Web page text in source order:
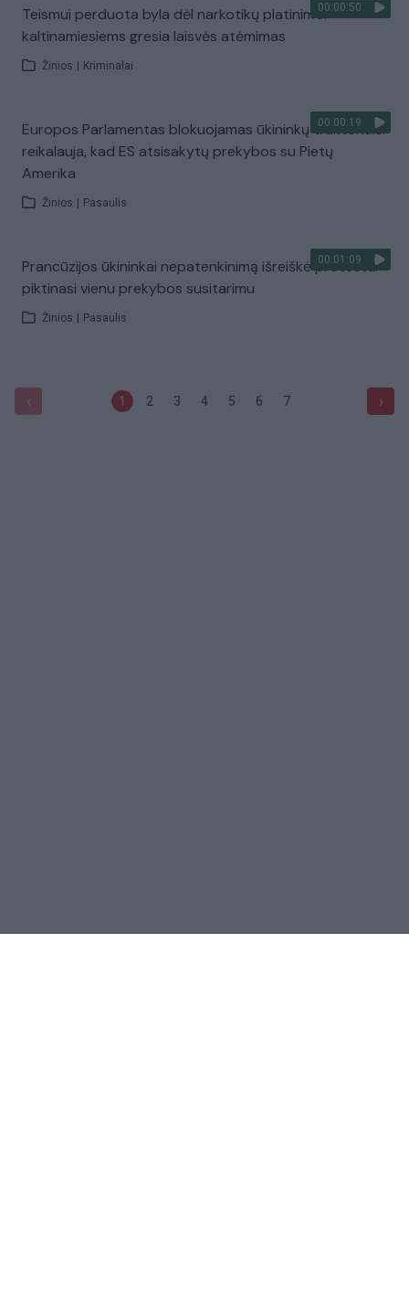
00:00:50
Teismui perduota byla dėl narkotikų platinimo:
kaltinamiesiems gresia laisvės atėmimas
Žinios Kriminalai
00:00:19
Europos Parlamentas blokuojamas ūkininkų traktoriais:
reikalauja, kad ES atsisakytų prekybos su Pietų
Amerika
Žinios Pasaulis
00:01:09
Prancūzijos ūkininkai nepatenkinimą išreiškė protestu:
piktinasi vienu prekybos susitarimu
Žinios Pasaulis
‹ 1 2 3 4 5 6 7 ›